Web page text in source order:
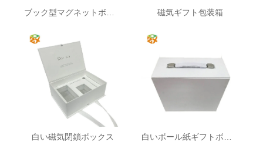
磁気ギフト包装箱
白い磁気閉鎖ボックス